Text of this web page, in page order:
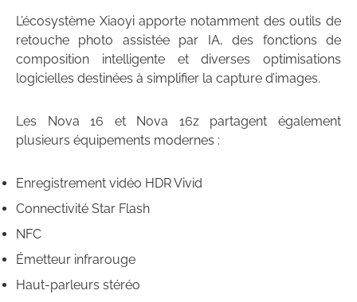
L’écosystème Xiaoyi apporte notamment des outils de
retouche photo assistée par IA, des fonctions de
composition intelligente et diverses optimisations
logicielles destinées à simplifier la capture d’images.
Les Nova 16 et Nova 16z partagent également
plusieurs équipements modernes :
Enregistrement vidéo HDR Vivid
Connectivité Star Flash
NFC
Émetteur infrarouge
Haut-parleurs stéréo